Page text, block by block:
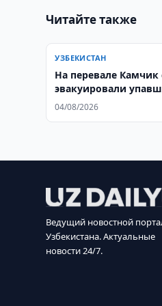
Читайте также
УЗБЕКИСТАН
На перевале Камчик
эвакуировали
04/08/2026
Ведущий новостной
Узбекистана. Актуальные
новости 24/7.